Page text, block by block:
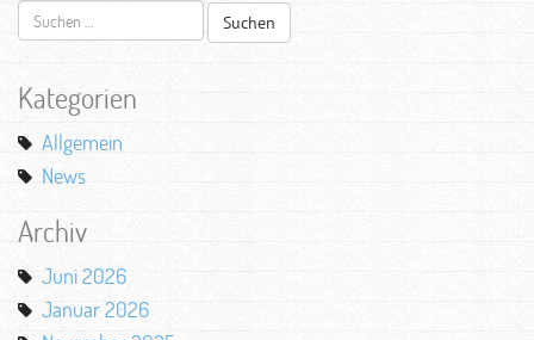
Suchen
nach:
Kategorien
Allgemein
News
Archiv
Juni 2026
Januar 2026